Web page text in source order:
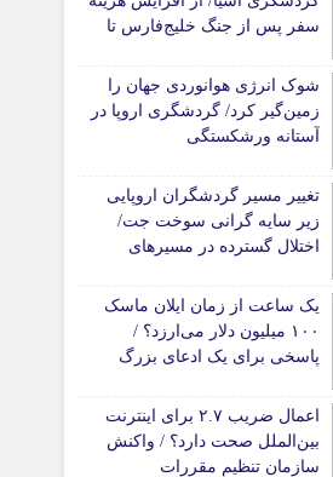
سفر پس از جنگ خلیج‌فارس تا
شوک انرژی هوانوردی جهان را
زمین‌گیر کرد/ گردشگری اروپا در
آستانه ورشکستگی
تغییر مسیر گردشگران اروپایی
زیر سایه گرانی سوخت جت/
اختلال گسترده در مسیرهای
یک ساعت از زمان ایلان ماسک
۱۰۰ میلیون دلار می‌ارزد؟ /
پاسخی برای یک ادعای بزرگ
اعمال ضریب ۲.۷ برای اینترنت
بین‌الملل صحت دارد؟ / واکنش
سازمان تنظیم مقررات